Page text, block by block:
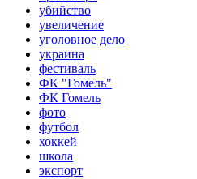
убийство
увеличение
уголовное дело
украина
фестиваль
ФК "Гомель"
ФК Гомель
фото
футбол
хоккей
школа
экспорт